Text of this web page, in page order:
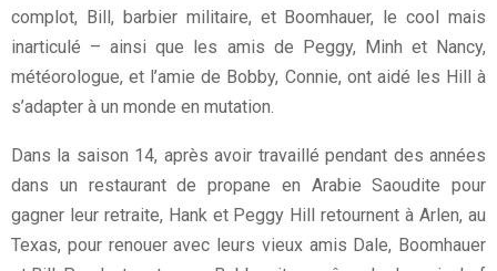
complot, Bill, barbier militaire, et Boomhauer, le cool mais
inarticulé – ainsi que les amis de Peggy, Minh et Nancy,
météorologue, et l’amie de Bobby, Connie, ont aidé les Hill à
s’adapter à un monde en mutation.
Dans la saison 14, après avoir travaillé pendant des années
dans un restaurant de propane en Arabie Saoudite pour
gagner leur retraite, Hank et Peggy Hill retournent à Arlen, au
Texas, pour renouer avec leurs vieux amis Dale, Boomhauer